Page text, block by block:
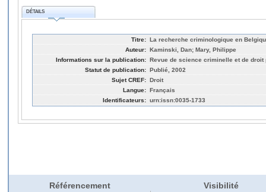
DÉTAILS
Titre: La recherche criminologique en
Auteur: Kaminski, Dan; Mary, Philippe
Informations sur la publication: Revue de science criminelle et de droit
Statut de publication: Publié, 2002
Sujet CREF: Droit
Langue: Français
Identificateurs: urn:issn:0035-1733
Référencement Visibilité